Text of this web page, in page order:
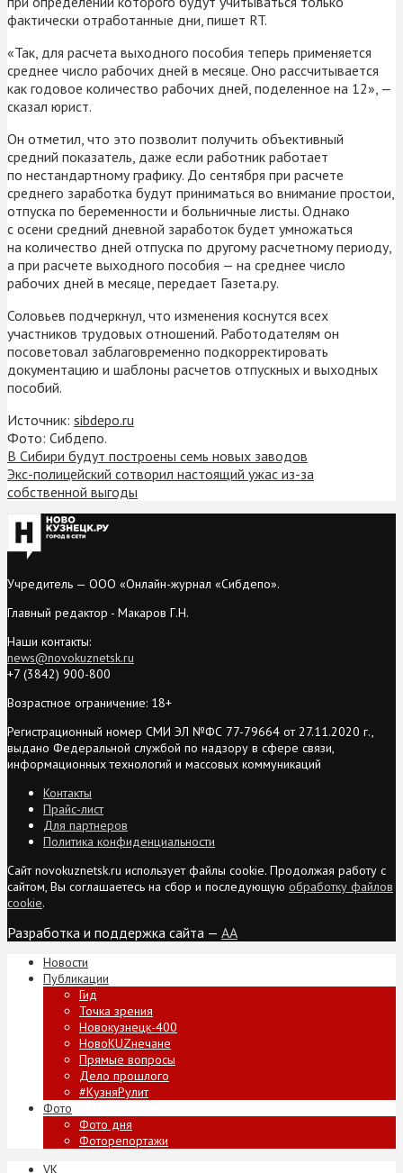
фактически отработанные дни, пишет RT.
«Так, для расчета выходного пособия теперь применяется
среднее число рабочих дней в месяце. Оно рассчитывается
как годовое количество рабочих дней, поделенное на 12», —
сказал юрист.
Он отметил, что это позволит получить объективный
средний показатель, даже если работник работает
по нестандартному графику. До сентября при расчете
среднего заработка будут приниматься во внимание простои,
отпуска по беременности и больничные листы. Однако
с осени средний дневной заработок будет умножаться
на количество дней отпуска по другому расчетному периоду,
а при расчете выходного пособия — на среднее число
рабочих дней в месяце, передает Газета.ру.
Соловьев подчеркнул, что изменения коснутся всех
участников трудовых отношений. Работодателям он
посоветовал заблаговременно подкорректировать
документацию и шаблоны расчетов отпускных и выходных
пособий.
Источник: sibdepo.ru
Фото: Сибдепо.
В Сибири будут построены семь новых заводов
Экс-полицейский сотворил настоящий ужас из-за
собственной выгоды
Учредитель — ООО «Онлайн-журнал «Сибдепо».
Главный редактор - Макаров Г.Н.
Наши контакты:
news@novokuznetsk.ru
+7 (3842) 900-800
Возрастное ограничение: 18+
Регистрационный номер СМИ ЭЛ №ФС 77-79664 от 27.11.2020 г.,
выдано Федеральной службой по надзору в сфере связи,
информационных технологий и массовых коммуникаций
Контакты
Прайс-лист
Для партнеров
Политика конфиденциальности
Сайт novokuznetsk.ru использует файлы cookie. Продолжая работу с
сайтом, Вы соглашаетесь на сбор и последующую обработку файлов
cookie.
Разработка и поддержка сайта — AA
Новости
Публикации
Гид
Точка зрения
Новокузнецк-400
НовоKUZнечане
Прямые вопросы
Дело прошлого
#КузняРулит
Фото
Фото дня
Фоторепортажи
VK